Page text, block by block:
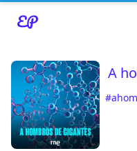
Read about our
A